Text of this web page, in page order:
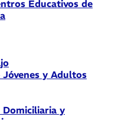
Educativos de
y Adultos
Domiciliaria y